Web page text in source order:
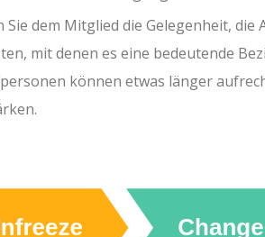
Sie dem Mitglied die Gelegenheit,
mit denen es eine bedeutende
können etwas länger